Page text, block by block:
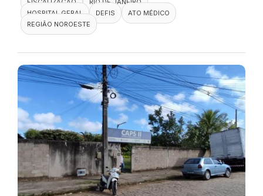
FISCALIZAÇÃO
RIO DE JANEIRO
HOSPITAL GERAL
DEFIS
ATO MÉDICO
REGIÃO NOROESTE